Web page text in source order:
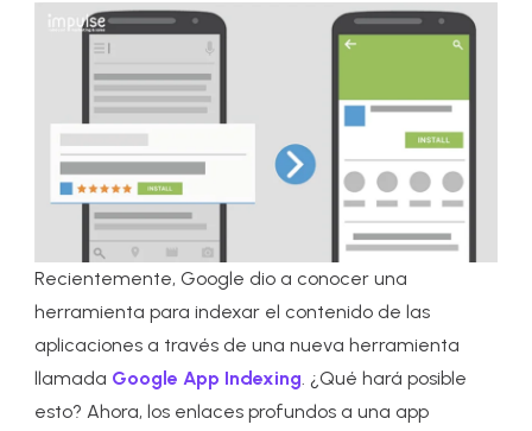
Recientemente, Google dio a conocer una
herramienta para indexar el contenido de las
aplicaciones a través de una nueva herramienta
llamada Google App Indexing. ¿Qué hará posible
esto? Ahora, los enlaces profundos a una app